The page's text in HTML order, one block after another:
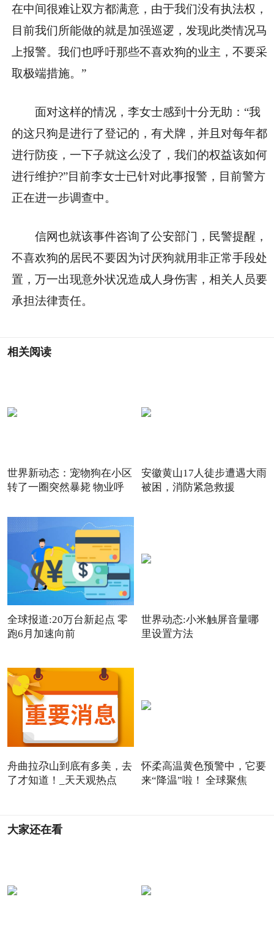
在中间很难让双方都满意，由于我们没有执法权，
目前我们所能做的就是加强巡逻，发现此类情况马
上报警。我们也呼吁那些不喜欢狗的业主，不要采
取极端措施。”
面对这样的情况，李女士感到十分无助：“我
的这只狗是进行了登记的，有犬牌，并且对每年都
进行防疫，一下子就这么没了，我们的权益该如何
进行维护?”目前李女士已针对此事报警，目前警方
正在进一步调查中。
信网也就该事件咨询了公安部门，民警提醒，
不喜欢狗的居民不要因为讨厌狗就用非正常手段处
置，万一出现意外状况造成人身伤害，相关人员要
承担法律责任。
相关阅读
世界新动态：宠物狗在小区
转了一圈突然暴毙 物业呼
安徽黄山17人徒步遭遇大雨
被困，消防紧急救援
全球报道:20万台新起点 零
跑6月加速向前
世界动态:小米触屏音量哪
里设置方法
舟曲拉尕山到底有多美，去
了才知道！_天天观热点
怀柔高温黄色预警中，它要
来“降温”啦！ 全球聚焦
大家还在看